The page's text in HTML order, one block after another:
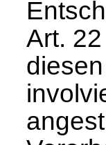
Art.